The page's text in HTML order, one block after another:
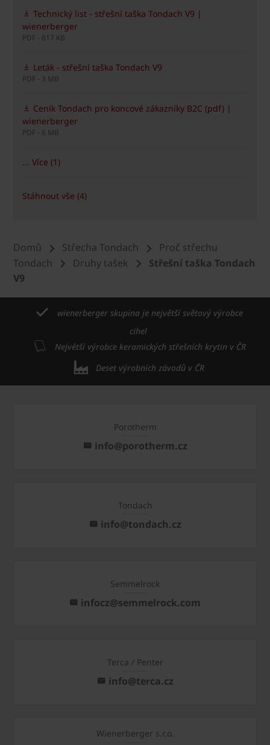
Technický list - střešní taška Tondach V9 |
wienerberger
PDF - 817 KB
Leták - střešní taška Tondach V9
PDF - 3 MB
Ceník Tondach pro koncové zákazníky B2C (pdf) |
wienerberger
PDF - 6 MB
... Více (1)
Stáhnout vše (4)
Domů Střecha Tondach
Proč střechu
Tondach
Druhy tašek
Střešní taška Tondach
V9
wienerberger skupina je největší světový výrobce
cihel
Největší výrobce keramických střešních krytin v ČR
Deset výrobních závodů v ČR
Porotherm
info@porotherm.cz
Tondach
info@tondach.cz
Semmelrock
infocz@semmelrock.com
Terca / Penter
info@terca.cz
Wienerberger s.r.o.